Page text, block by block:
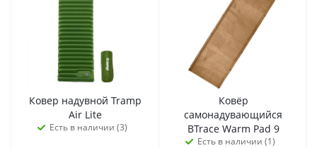
Ковер надувной Tramp
Air Lite
Есть в наличии (3)
Ковёр
самонадувающийся
BTrace Warm Pad 9
Есть в наличии (1)